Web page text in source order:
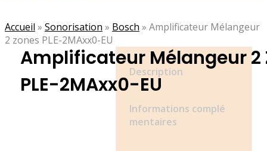
Accueil » Sonorisation » Bosch » Amplificateur Mélangeur
2 zones PLE-2MAxx0-EU
Amplificateur Mélangeur 2
PLE-2MAxx0-EU
Description
Informations complé
mentaires